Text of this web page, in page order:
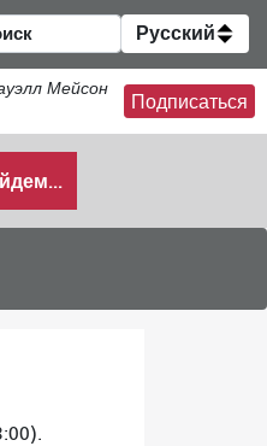
Русский
Мейсон
Подписаться